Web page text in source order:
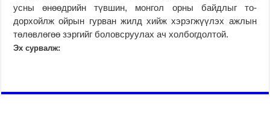
усны өнөөдрийн түвшин, монгол орны байдлыг то­
дорхойлж ойрын гурван жилд хийж хэрэгжүүлэх ажлын
төлөвлөгөө зэр­гийг боловсруулах ач холбог­дол­той.
Эх сурвалж: